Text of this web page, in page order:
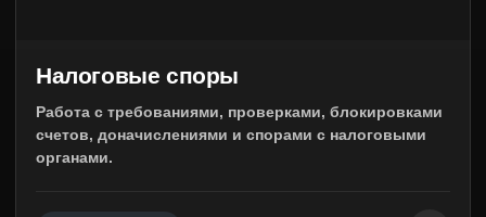
Налоговые споры
Работа с требованиями, проверками, блокировками
счетов, доначислениями и спорами с налоговыми
органами.